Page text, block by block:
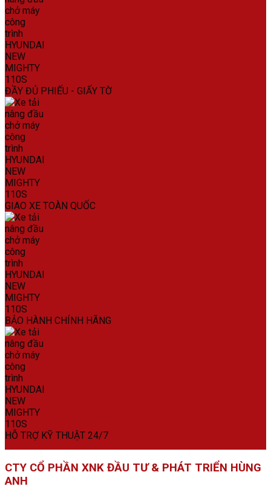
ĐẦY ĐỦ PHIẾU - GIẤY TỜ
GIAO XE TOÀN QUỐC
BẢO HÀNH CHÍNH HÃNG
HỖ TRỢ KỸ THUẬT 24/7
CTY CỔ PHẦN XNK ĐẦU TƯ & PHÁT TRIỂN HÙNG
ANH